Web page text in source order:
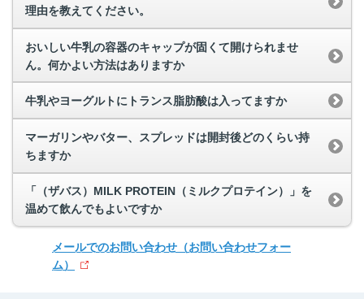
理由を教えてください。
おいしい牛乳の容器のキャップが固くて開けられませ
ん。何かよい方法はありますか
牛乳やヨーグルトにトランス脂肪酸は入ってますか
マーガリンやバター、スプレッドは開封後どのくらい持
ちますか
「（ザバス）MILK PROTEIN（ミルクプロテイン）」を
温めて飲んでもよいですか
メールでのお問い合わせ （お問い合わせフォー
ム）